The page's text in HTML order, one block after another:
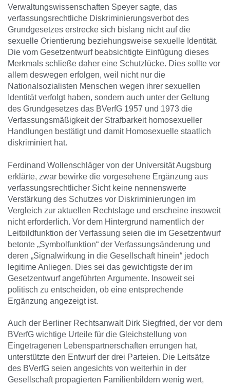
Verwaltungswissenschaften Speyer sagte, das
verfassungsrechtliche Diskriminierungsverbot des
Grundgesetzes erstrecke sich bislang nicht auf die
sexuelle Orientierung beziehungsweise sexuelle Identität.
Die vom Gesetzentwurf beabsichtigte Einfügung dieses
Merkmals schließe daher eine Schutzlücke. Dies sollte vor
allem deswegen erfolgen, weil nicht nur die
Nationalsozialisten Menschen wegen ihrer sexuellen
Identität verfolgt haben, sondern auch unter der Geltung
des Grundgesetzes das BVerfG 1957 und 1973 die
Verfassungsmäßigkeit der Strafbarkeit homosexueller
Handlungen bestätigt und damit Homosexuelle staatlich
diskriminiert hat.
Ferdinand Wollenschläger von der Universität Augsburg
erklärte, zwar bewirke die vorgesehene Ergänzung aus
verfassungsrechtlicher Sicht keine nennenswerte
Verstärkung des Schutzes vor Diskriminierungen im
Vergleich zur aktuellen Rechtslage und erscheine insoweit
nicht erforderlich. Vor dem Hintergrund namentlich der
Leitbildfunktion der Verfassung seien die im Gesetzentwurf
betonte „Symbolfunktion“ der Verfassungsänderung und
deren „Signalwirkung in die Gesellschaft hinein“ jedoch
legitime Anliegen. Dies sei das gewichtigste der im
Gesetzentwurf angeführten Argumente. Insoweit sei
politisch zu entscheiden, ob eine entsprechende
Ergänzung angezeigt ist.
Auch der Berliner Rechtsanwalt Dirk Siegfried, der vor dem
BVerfG wichtige Urteile für die Gleichstellung von
Eingetragenen Lebenspartnerschaften errungen hat,
unterstützte den Entwurf der drei Parteien. Die Leitsätze
des BVerfG seien angesichts von weiterhin in der
Gesellschaft propagierten Familienbildern wenig wert,